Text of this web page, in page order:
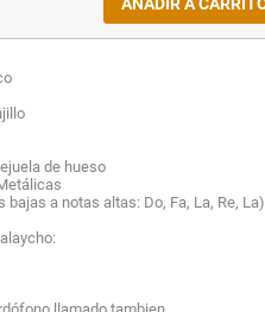
de hueso
bajas a notas altas: Do, Fa, La, Re, La)